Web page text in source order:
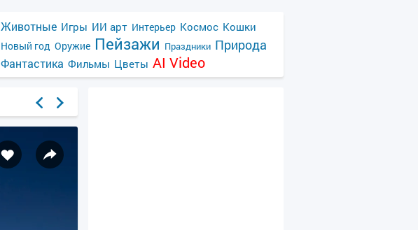
Животные Игры ИИ арт Интерьер Космос Кошки
Новый год Оружие Пейзажи Праздники Природа
Фантастика Фильмы Цветы AI Video